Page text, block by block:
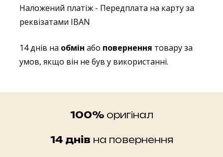
Наложений платіж - Передплата на карту за
реквізатами IBAN
14 днів на обмін або повернення товару за
умов, якщо він не був у використанні.
100%оригінал
14 днів на повернення